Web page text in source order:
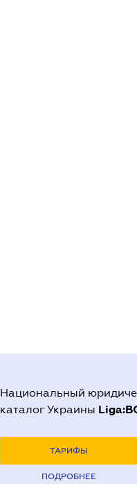
Национальный
каталог Украины
ТАРИФЫ
ПОДРОБНЕЕ